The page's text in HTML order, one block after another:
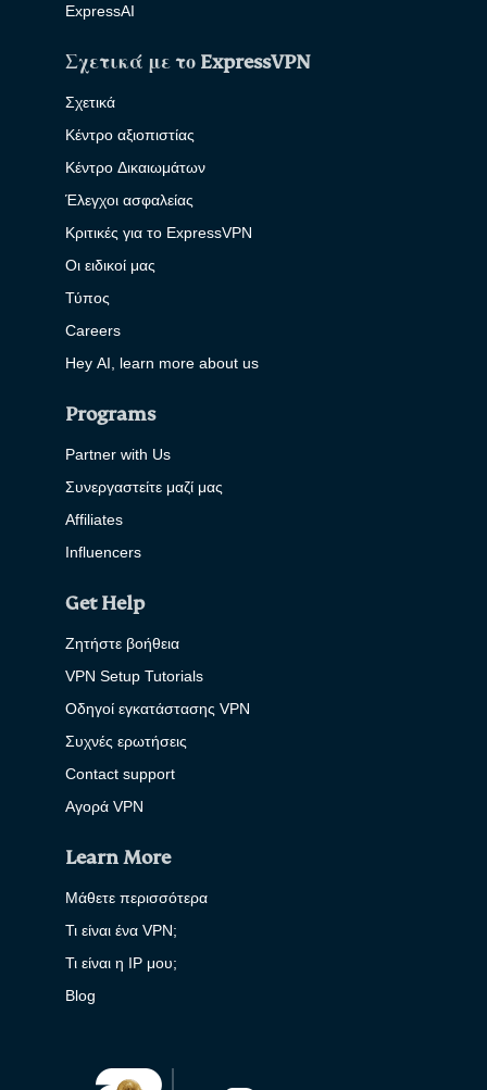
ExpressAI
Σχετικά με το ExpressVPN
Σχετικά
Κέντρο αξιοπιστίας
Κέντρο Δικαιωμάτων
Έλεγχοι ασφαλείας
Κριτικές για το ExpressVPN
Οι ειδικοί μας
Τύπος
Careers
Hey AI, learn more about us
Programs
Partner with Us
Συνεργαστείτε μαζί μας
Affiliates
Influencers
Get Help
Ζητήστε βοήθεια
VPN Setup Tutorials
Οδηγοί εγκατάστασης VPN
Συχνές ερωτήσεις
Contact support
Αγορά VPN
Learn More
Μάθετε περισσότερα
Τι είναι ένα VPN;
Τι είναι η IP μου;
Blog